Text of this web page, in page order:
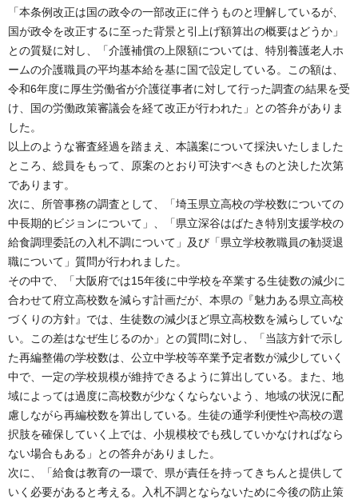
「本条例改正は国の政令の一部改正に伴うものと理解しているが、
国が政令を改正するに至った背景と引上げ額算出の概要はどうか」
との質疑に対し、「介護補償の上限額については、特別養護老人ホ
ームの介護職員の平均基本給を基に国で設定している。この額は、
令和6年度に厚生労働省が介護従事者に対して行った調査の結果を受
け、国の労働政策審議会を経て改正が行われた」との答弁がありま
した。
以上のような審査経過を踏まえ、本議案について採決いたしました
ところ、総員をもって、原案のとおり可決すべきものと決した次第
であります。
次に、所管事務の調査として、「埼玉県立高校の学校数についての
中長期的ビジョンについて」、「県立深谷はばたき特別支援学校の
給食調理委託の入札不調について」及び「県立学校教職員の勧奨退
職について」質問が行われました。
その中で、「大阪府では15年後に中学校を卒業する生徒数の減少に
合わせて府立高校数を減らす計画だが、本県の『魅力ある県立高校
づくりの方針』では、生徒数の減少ほど県立高校数を減らしていな
い。この差はなぜ生じるのか」との質問に対し、「当該方針で示し
た再編整備の学校数は、公立中学校等卒業予定者数が減少していく
中で、一定の学校規模が維持できるように算出している。また、地
域によっては過度に高校数が少なくならないよう、地域の状況に配
慮しながら再編校数を算出している。生徒の通学利便性や高校の選
択肢を確保していく上では、小規模校でも残していかなければなら
ない場合もある」との答弁がありました。
次に、「給食は教育の一環で、県が責任を持ってきちんと提供して
いく必要があると考える。入札不調とならないために今後の防止策